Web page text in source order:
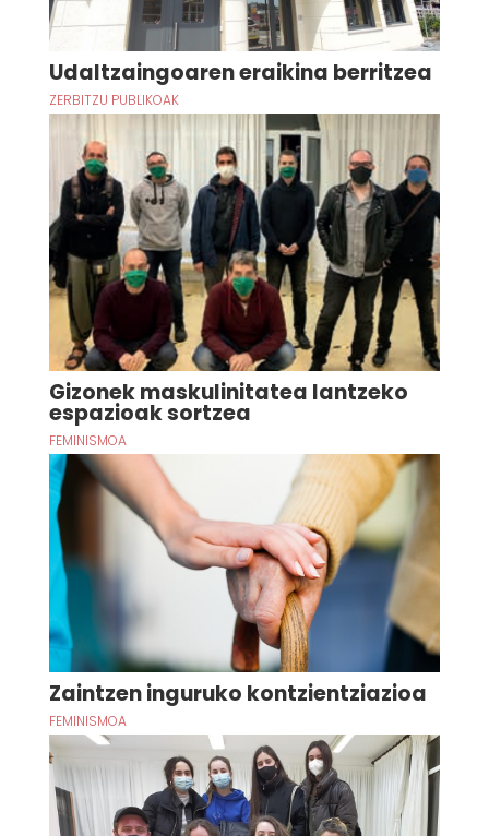
Udaltzaingoaren eraikina berritzea
ZERBITZU PUBLIKOAK
Gizonek maskulinitatea lantzeko
espazioak sortzea
FEMINISMOA
Zaintzen inguruko kontzientziazioa
FEMINISMOA